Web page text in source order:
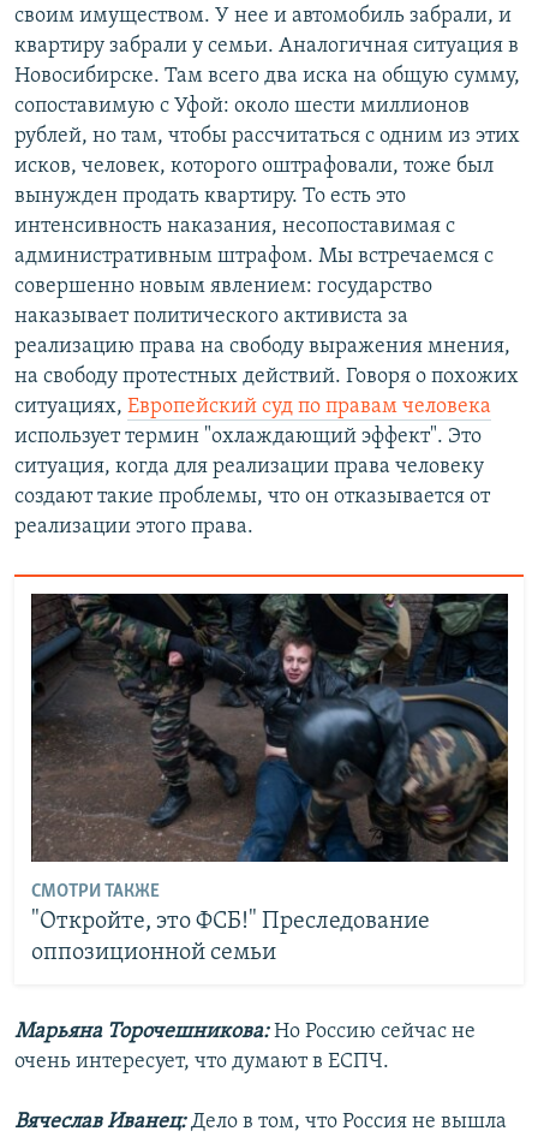
своим имуществом. У нее и автомобиль забрали, и
квартиру забрали у семьи. Аналогичная ситуация в
Новосибирске. Там всего два иска на общую сумму,
сопоставимую с Уфой: около шести миллионов
рублей, но там, чтобы рассчитаться с одним из этих
исков, человек, которого оштрафовали, тоже был
вынужден продать квартиру. То есть это
интенсивность наказания, несопоставимая с
административным штрафом. Мы встречаемся с
совершенно новым явлением: государство
наказывает политического активиста за
реализацию права на свободу выражения мнения,
на свободу протестных действий. Говоря о похожих
ситуациях, Европейский суд по правам человека
использует термин "охлаждающий эффект". Это
ситуация, когда для реализации права человеку
создают такие проблемы, что он отказывается от
реализации этого права.
СМОТРИ ТАКЖЕ
"Откройте, это ФСБ!" Преследование
оппозиционной семьи
Марьяна Торочешникова:Но Россию сейчас не
очень интересует, что думают в ЕСПЧ.
Вячеслав Иванец:Дело в том, что Россия не вышла